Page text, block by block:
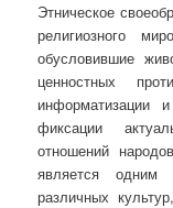
Этническое
религиозного
обусловившие
ценностных
информатизации
фиксации
отношений
является одним
различных